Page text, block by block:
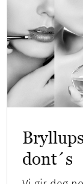
dont´s